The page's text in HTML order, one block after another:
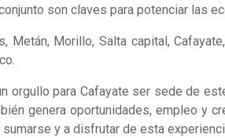
son claves para potenciar las
Morillo, Salta capital,
orgullo para Cafayate ser sede de
genera oportunidades, empleo y
y a disfrutar de esta